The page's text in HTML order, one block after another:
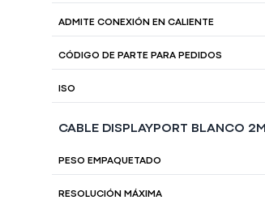
ADMITE CONEXIÓN EN CALIENTE
CÓDIGO DE PARTE PARA PEDIDOS
ISO
CABLE DISPLAYPORT BLANCO 2M
PESO EMPAQUETADO
RESOLUCIÓN MÁXIMA